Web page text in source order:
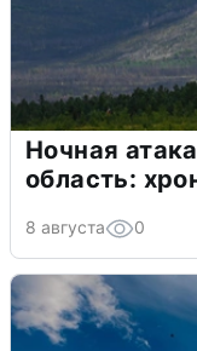
Ночная
область:
8 августа 0